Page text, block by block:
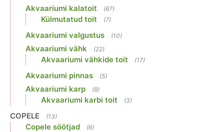
Akvaariumi kalatoit (67)
Külmutatud toit (7)
Akvaariumi valgustus (10)
Akvaariumi vähk (22)
Akvaariumi vähkide toit (17)
Akvaariumi pinnas (5)
Akvaariumi karp (8)
Akvaariumi karbi toit (3)
COPELE (13)
Copele söötjad (6)